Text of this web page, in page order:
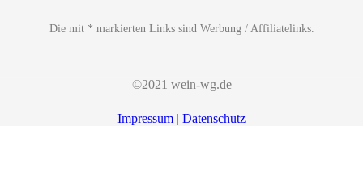
Die mit * markierten Links sind Werbung / Affiliatelinks.
©2021 wein-wg.de
Impressum | Datenschutz